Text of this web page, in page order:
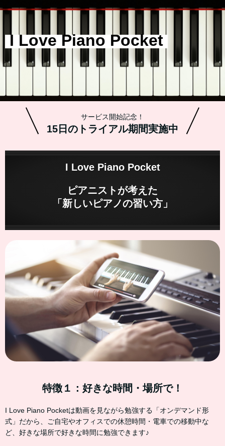
I Love Piano Pocket
サービス開始記念！
15日のトライアル期間実施中
I Love Piano Pocket
ピアニストが考えた
「新しいピアノの習い方」
特徴１：好きな時間・場所で！
I Love Piano Pocketは動画を見ながら勉強する「オンデマンド形
式」だから、ご自宅やオフィスでの休憩時間・電車での移動中な
ど、好きな場所で好きな時間に勉強できます♪